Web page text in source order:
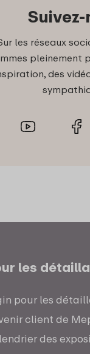
les réseaux
pleinement
des
les
pour les
client de
des